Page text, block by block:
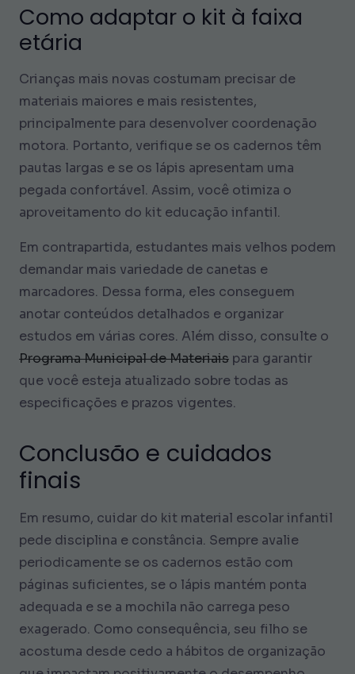
Como adaptar o kit à faixa
etária
Crianças mais novas costumam precisar de
materiais maiores e mais resistentes,
principalmente para desenvolver coordenação
motora. Portanto, verifique se os cadernos têm
pautas largas e se os lápis apresentam uma
pegada confortável. Assim, você otimiza o
aproveitamento do kit educação infantil.
Em contrapartida, estudantes mais velhos podem
demandar mais variedade de canetas e
marcadores. Dessa forma, eles conseguem
anotar conteúdos detalhados e organizar
estudos em várias cores. Além disso, consulte o
Programa Municipal de Materiais para garantir
que você esteja atualizado sobre todas as
especificações e prazos vigentes.
Conclusão e cuidados
finais
Em resumo, cuidar do kit material escolar infantil
pede disciplina e constância. Sempre avalie
periodicamente se os cadernos estão com
páginas suficientes, se o lápis mantém ponta
adequada e se a mochila não carrega peso
exagerado. Como consequência, seu filho se
acostuma desde cedo a hábitos de organização